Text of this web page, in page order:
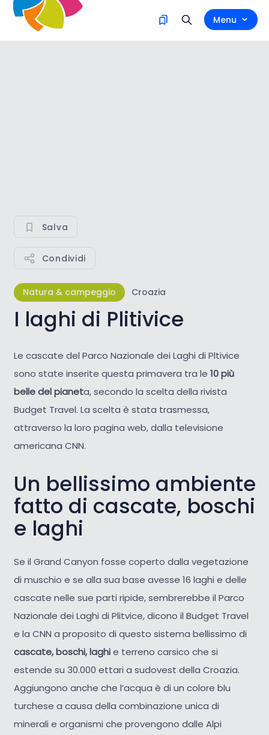
Menu
Salva
Condividi
Natura & campeggio Croazia
I laghi di Plitivice
Le cascate del Parco Nazionale dei Laghi di Pltivice
sono state inserite questa primavera tra le 10 più
belle del pianeta, secondo la scelta della rivista
Budget Travel. La scelta è stata trasmessa,
attraverso la loro pagina web, dalla televisione
americana CNN.
Un bellissimo ambiente
fatto di cascate, boschi
e laghi
Se il Grand Canyon fosse coperto dalla vegetazione
di muschio e se alla sua base avesse 16 laghi e delle
cascate nelle sue parti ripide, sembrerebbe il Parco
Nazionale dei Laghi di Plitvice, dicono il Budget Travel
e la CNN a proposito di questo sistema bellissimo di
cascate, boschi, laghie terreno carsico che si
estende su 30.000 ettari a sudovest della Croazia.
Aggiungono anche che l’acqua è di un colore blu
turchese a causa della combinazione unica di
minerali e organismi che provengono dalle Alpi